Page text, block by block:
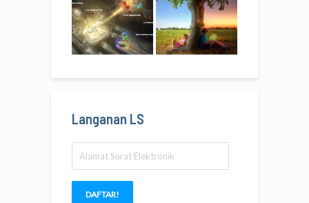
Langanan LS
Surat
Elektronik
DAFTAR!